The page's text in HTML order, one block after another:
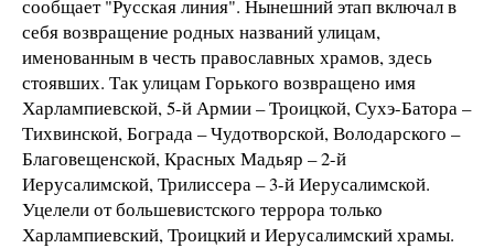
сообщает "Русская линия". Нынешний этап включал в
себя возвращение родных названий улицам,
именованным в честь православных храмов, здесь
стоявших. Так улицам Горького возвращено имя
Харлампиевской, 5-й Армии – Троицкой, Сухэ-Батора –
Тихвинской, Бограда – Чудотворской, Володарского –
Благовещенской, Красных Мадьяр – 2-й
Иерусалимской, Трилиссера – 3-й Иерусалимской.
Уцелели от большевистского террора только
Харлампиевский, Троицкий и Иерусалимский храмы.